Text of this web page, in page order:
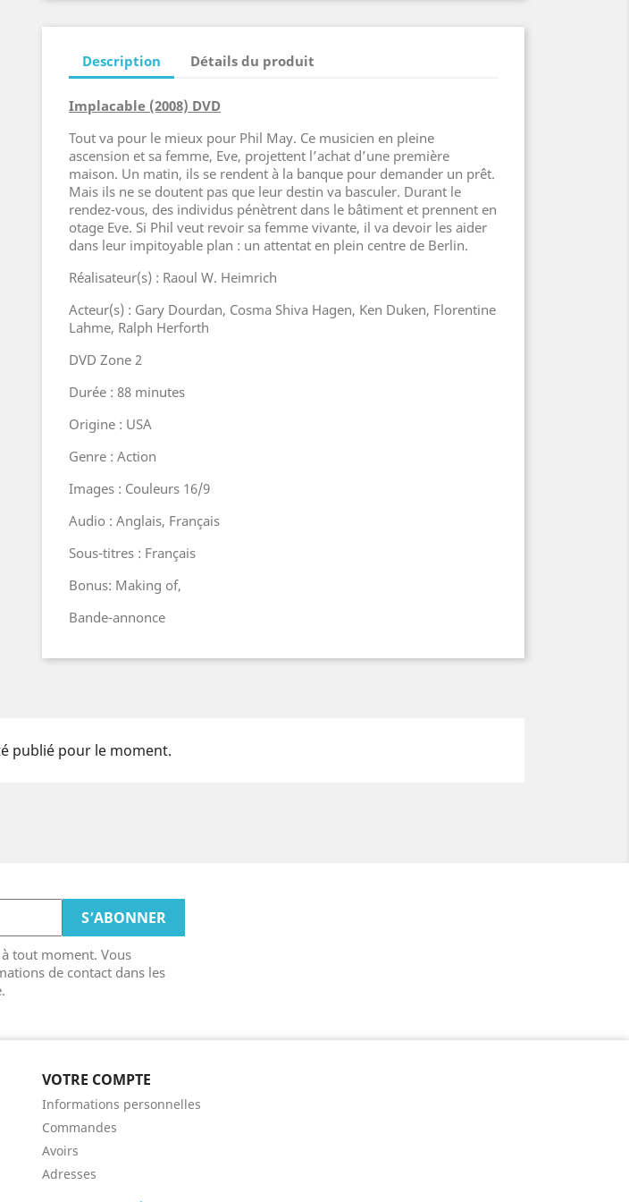
Description Détails du produit
Implacable (2008) DVD
Tout va pour le mieux pour Phil May. Ce musicien en pleine
ascension et sa femme, Eve, projettent l’achat d’une première
maison. Un matin, ils se rendent à la banque pour demander un prêt.
Mais ils ne se doutent pas que leur destin va basculer. Durant le
rendez-vous, des individus pénètrent dans le bâtiment et prennent en
otage Eve. Si Phil veut revoir sa femme vivante, il va devoir les aider
dans leur impitoyable plan : un attentat en plein centre de Berlin.
Réalisateur(s) : Raoul W. Heimrich
Acteur(s) : Gary Dourdan, Cosma Shiva Hagen, Ken Duken, Florentine
Lahme, Ralph Herforth
DVD Zone 2
Durée : 88 minutes
Origine : USA
Genre : Action
Images : Couleurs 16/9
Audio : Anglais, Français
Sous-titres : Français
Bonus: Making of,
Bande-annonce
publié pour le moment.
tout moment. Vous
de contact dans les
VOTRE COMPTE
Informations personnelles
Commandes
Avoirs
Adresses